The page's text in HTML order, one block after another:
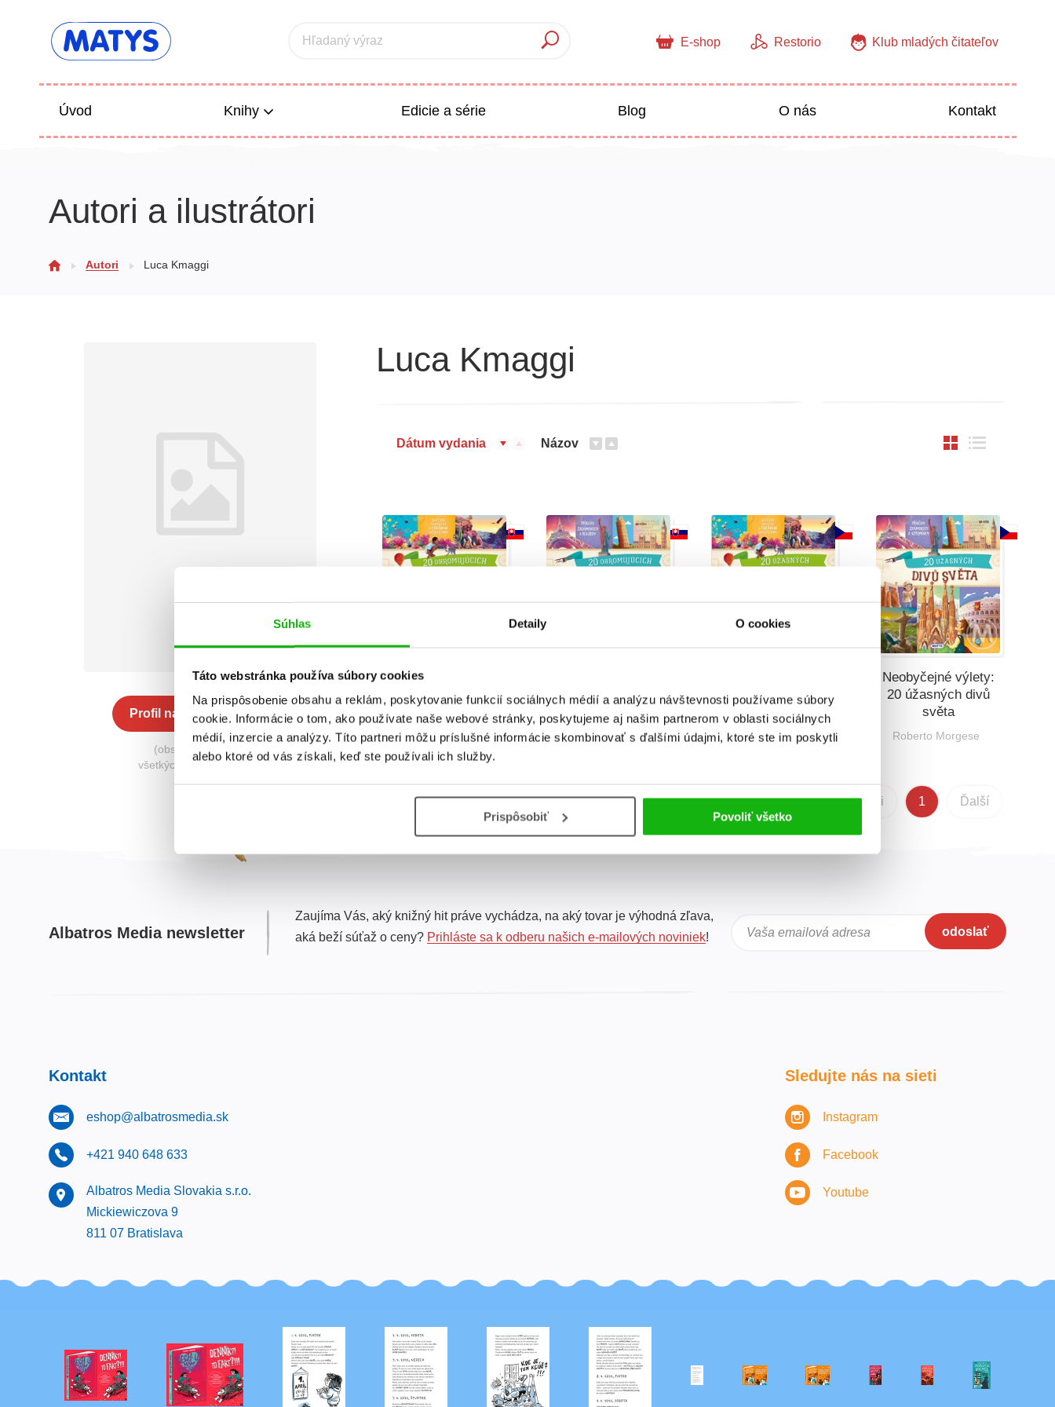
Súhlas Detaily O cookies
Táto webstránka používa súbory cookies
Na prispôsobenie obsahu a reklám, poskytovanie funkcií sociálnych médií a analýzu návštevnosti používame súbory
cookie. Informácie o tom, ako používate naše webové stránky, poskytujeme aj našim partnerom v oblasti sociálnych
médií, inzercie a analýzy. Títo partneri môžu príslušné informácie skombinovať s ďalšími údajmi, ktoré ste im poskytli
alebo ktoré od vás získali, keď ste používali ich služby.
Prispôsobiť Povoliť všetko
Hľadaný výraz E-shop Restorio Klub mladých čitateľov
Úvod Knihy
Poézia
Edicie a série Blog O nás Kontakt
Autori a ilustrátori
Autori Luca Kmaggi
Profil na Albatros Media
(obsahuje knihy zo
všetkých nakladateľstiev)
Luca Kmaggi
Dátum vydania Názov
Neuveriteľné cesty:
20 ohromujúcich
divov prírody
Roberto Morgese
20 ohromujúcich
divov sveta
Roberto Morgese
20 úžasných divů
přírody
Roberto Morgese
Neobyčejné výlety:
20 úžasných divů
světa
Roberto Morgese
Celkom kníh:4 Predchádzajúci 1 Ďalší
Albatros Media newsletter
Zaujíma Vás, aký knižný hit práve vychádza, na aký tovar je výhodná zľava,
aká beží súťaž o ceny? Prihláste sa k odberu našich e-mailových noviniek! Vaša emailová adresa odoslať
Kontakt
eshop@albatrosmedia.sk
+421 940 648 633
Albatros Media Slovakia s.r.o.
Mickiewiczova 9
811 07 Bratislava
Sledujte nás na sieti
Instagram
Facebook
Youtube